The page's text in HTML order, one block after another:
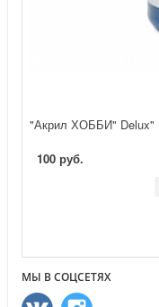
"Акрил ХОББИ" Delux"
100 руб.
МЫ В СОЦСЕТЯХ